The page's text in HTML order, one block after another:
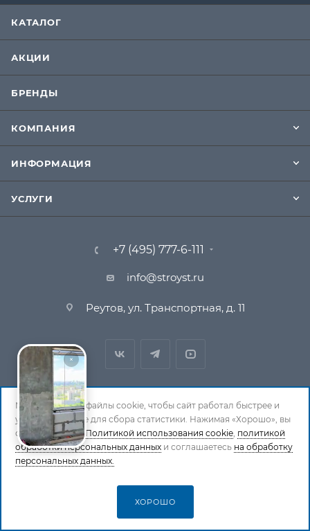
КАТАЛОГ
АКЦИИ
БРЕНДЫ
КОМПАНИЯ
ИНФОРМАЦИЯ
УСЛУГИ
+7 (495) 777-6-111
info@stroyst.ru
Реутов, ул. Транспортная, д. 11
© 1994-2026 СтройСистема. Все права защищены. При
копировании материалов ссылка на страницу-
источник обязательна.
Мы используем файлы cookie, чтобы сайт работал быстрее и
удобнее, а также для сбора статистики. Нажимая «Хорошо», вы
соглашаетесь сПолитикой использования cookie, политикой
обработки персональных данных и соглашаетесь на обработку
персональных данных.
ХОРОШО